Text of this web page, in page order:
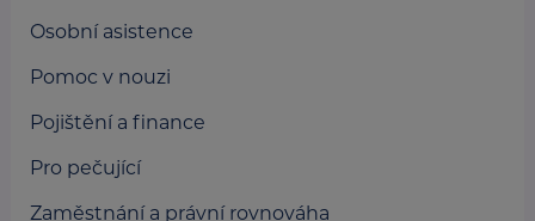
Osobní asistence
Pomoc v nouzi
Pojištění a finance
Pro pečující
Zaměstnání a právní rovnováha